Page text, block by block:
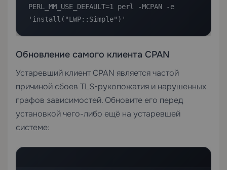
PERL_MM_USE_DEFAULT=1 perl -MCPAN -e
'install("LWP::Simple")'
Обновление самого клиента CPAN
Устаревший клиент CPAN является частой
причиной сбоев TLS-рукопожатия и нарушенных
графов зависимостей. Обновите его перед
установкой чего-либо ещё на устаревшей
системе: